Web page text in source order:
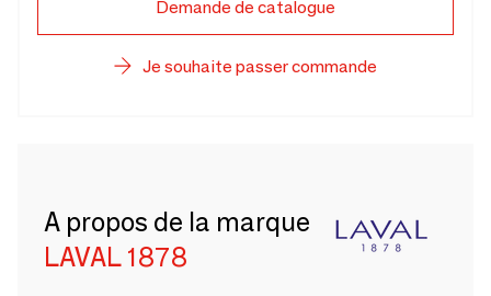
Demande de catalogue
Je souhaite passer commande
A propos de la marque
LAVAL 1878